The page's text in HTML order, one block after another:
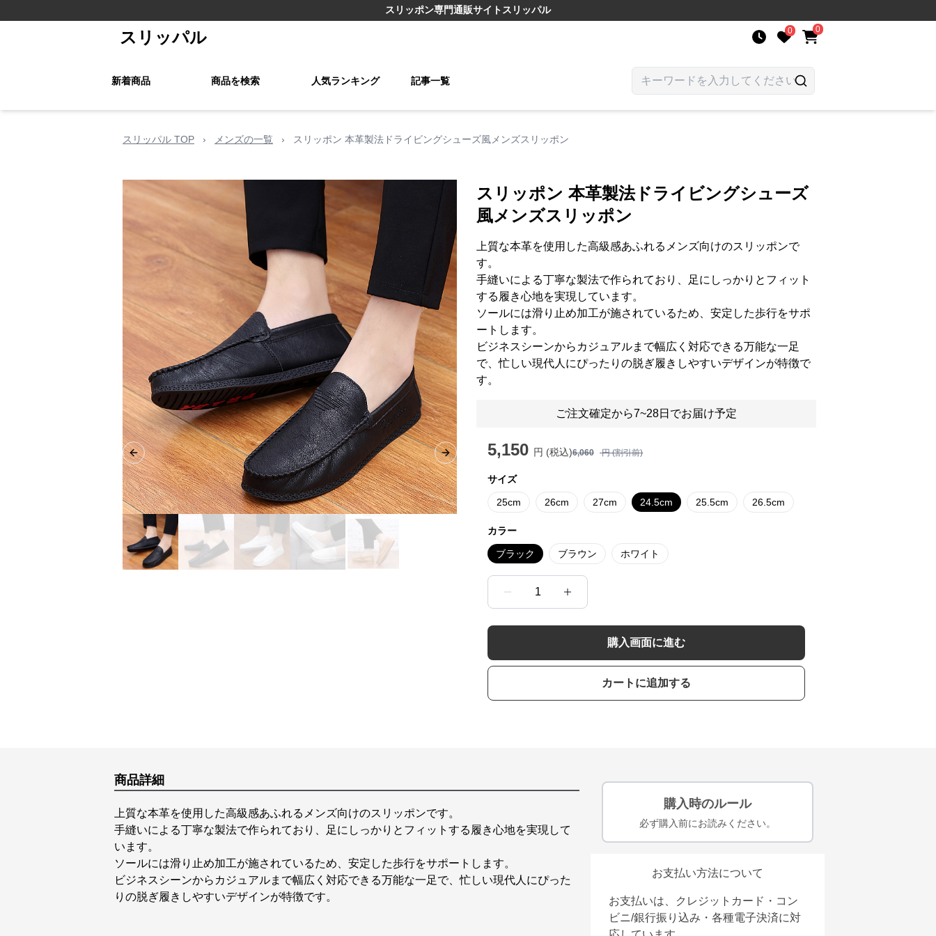
スリッポン専門通販サイト スリッパル
スリッパル 0 0
新着商品 商品を検索 人気ランキング 記事一覧
スリッパル TOP › メンズの一覧 › スリッポン 本革製法ドライビングシューズ風メンズスリッポン
Previous slide Next slide
スリッポン 本革製法ドライビングシューズ
風メンズスリッポン
上質な本革を使用した高級感あふれるメンズ向けのスリッポンで
す。
手縫いによる丁寧な製法で作られており、足にしっかりとフィット
する履き心地を実現しています。
ソールには滑り止め加工が施されているため、安定した歩行をサポ
ートします。
ビジネスシーンからカジュアルまで幅広く対応できる万能な一足
で、忙しい現代人にぴったりの脱ぎ履きしやすいデザインが特徴で
す。
ご注文確定から7~28日でお届け予定
5,150 円 (税込)6,060 円 (割引前)
サイズ
25cm 26cm 27cm 24.5cm 25.5cm 26.5cm
カラー
ブラック ブラウン ホワイト
1
購入画面に進む
カートに追加する
商品詳細
上質な本革を使用した高級感あふれるメンズ向けのスリッポンです。
手縫いによる丁寧な製法で作られており、足にしっかりとフィットする履き心地を実現して
います。
ソールには滑り止め加工が施されているため、安定した歩行をサポートします。
ビジネスシーンからカジュアルまで幅広く対応できる万能な一足で、忙しい現代人にぴった
りの脱ぎ履きしやすいデザインが特徴です。
購入時のルール
必ず購入前にお読みください。
お支払い方法について
お支払いは、クレジットカード・コン
ビニ/銀行振り込み・各種電子決済に対